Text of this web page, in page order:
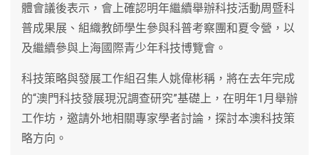
體會議後表示，會上確認明年繼續舉辦科技活動周暨科
普成果展、組織教師學生參與科普考察團和夏令營，以
及繼續參與上海國際青少年科技博覽會。
科技策略與發展工作組召集人姚偉彬稱，將在去年完成
的“澳門科技發展現況調查研究”基礎上，在明年1月舉辦
工作坊，邀請外地相關專家學者討論，探討本澳科技策
略方向。